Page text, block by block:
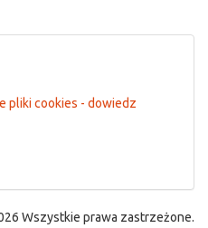
pliki cookies - dowiedz
Wszystkie prawa zastrzeżone.